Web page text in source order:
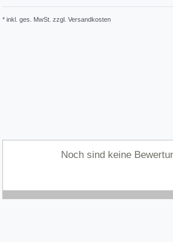
* inkl. ges. MwSt. zzgl. Versandkosten
Noch sind keine